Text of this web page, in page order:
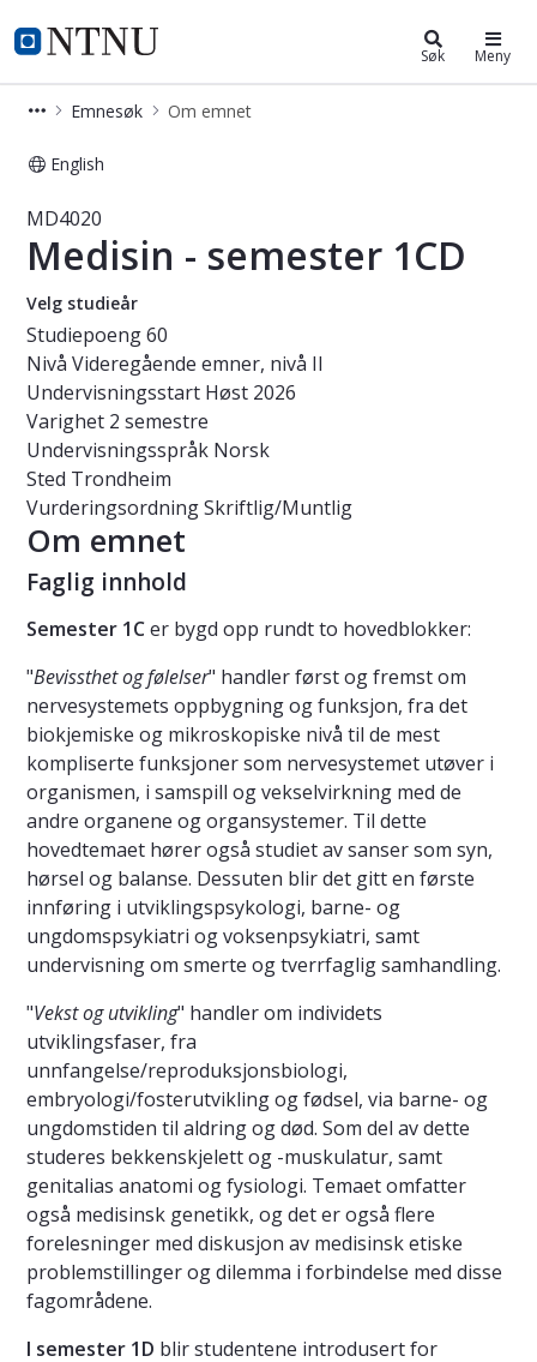
NTNU Hjemmeside
Studier Søk Meny
Emnesøk Om emnet
English
Emne - Medisin - semester 1CD -
MD4020
Medisin - semester 1CD
Velg studieår
Studiepoeng60
Nivå Videregående emner, nivå II
Undervisningsstart Høst 2026
Varighet 2 semestre
Undervisningsspråk Norsk
Sted Trondheim
VurderingsordningSkriftlig/Muntlig
Om emnet
Faglig innhold
Semester 1Cer bygd opp rundt to hovedblokker:
"Bevissthet og følelser" handler først og fremst om
nervesystemets oppbygning og funksjon, fra det
biokjemiske og mikroskopiske nivå til de mest
kompliserte funksjoner som nervesystemet utøver i
organismen, i samspill og vekselvirkning med de
andre organene og organsystemer. Til dette
hovedtemaet hører også studiet av sanser som syn,
hørsel og balanse. Dessuten blir det gitt en første
innføring i utviklingspsykologi, barne- og
ungdomspsykiatri og voksenpsykiatri, samt
undervisning om smerte og tverrfaglig samhandling.
"Vekst og utvikling" handler om individets
utviklingsfaser, fra
unnfangelse/reproduksjonsbiologi,
embryologi/fosterutvikling og fødsel, via barne- og
ungdomstiden til aldring og død. Som del av dette
studeres bekkenskjelett og -muskulatur, samt
genitalias anatomi og fysiologi. Temaet omfatter
også medisinsk genetikk, og det er også flere
forelesninger med diskusjon av medisinsk etiske
problemstillinger og dilemma i forbindelse med disse
fagområdene.
I semester 1D blir studentene introdusert for